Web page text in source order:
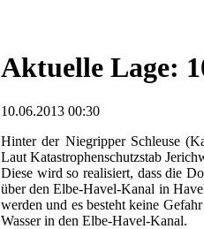
Aktuelle Lage:
10.06.2013 00:30
Hinter der Niegripper Schleuse
Laut Katastrophenschutzstab
Diese wird so realisiert, dass die
über den Elbe-Havel-Kanal in
werden und es besteht keine
Wasser in den Elbe-Havel-Kanal.